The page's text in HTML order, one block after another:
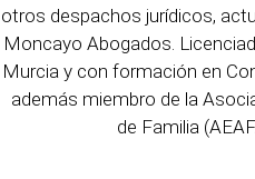
otros despachos jurídicos,
Moncayo Abogados.
Murcia y con formación en
además miembro de la
de Familia